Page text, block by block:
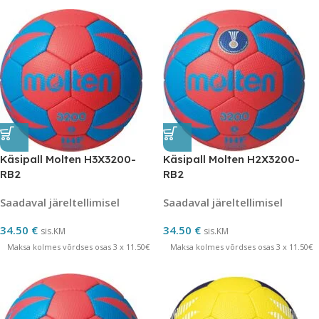
Käsipall Molten H3X3200-
RB2
Saadaval järeltellimisel
34.50 € sis.KM
Maksa kolmes võrdses osas 3 x 11.50€
Käsipall Molten H2X3200-
RB2
Saadaval järeltellimisel
34.50 € sis.KM
Maksa kolmes võrdses osas 3 x 11.50€